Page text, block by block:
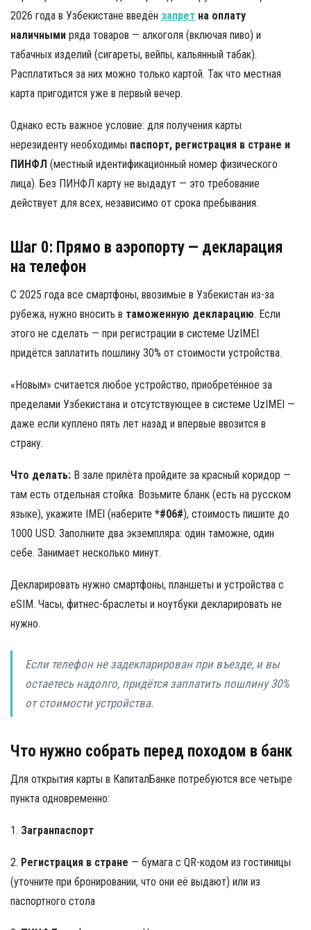
2026 года в Узбекистане введён запрет на оплату
наличными ряда товаров — алкоголя (включая пиво) и
табачных изделий (сигареты, вейпы, кальянный табак).
Расплатиться за них можно только картой. Так что местная
карта пригодится уже в первый вечер.
Однако есть важное условие: для получения карты
нерезиденту необходимы паспорт, регистрация в стране и
ПИНФЛ (местный идентификационный номер физического
лица). Без ПИНФЛ карту не выдадут — это требование
действует для всех, независимо от срока пребывания.
Шаг 0: Прямо в аэропорту — декларация
на телефон
С 2025 года все смартфоны, ввозимые в Узбекистан из-за
рубежа, нужно вносить в таможенную декларацию. Если
этого не сделать — при регистрации в системе UzIMEI
придётся заплатить пошлину 30% от стоимости устройства.
«Новым» считается любое устройство, приобретённое за
пределами Узбекистана и отсутствующее в системе UzIMEI —
даже если куплено пять лет назад и впервые ввозится в
страну.
Что делать: В зале прилёта пройдите за красный коридор —
там есть отдельная стойка. Возьмите бланк (есть на русском
языке), укажите IMEI (наберите *#06#), стоимость пишите до
1000 USD. Заполните два экземпляра: один таможне, один
себе. Занимает несколько минут.
Декларировать нужно смартфоны, планшеты и устройства с
eSIM. Часы, фитнес-браслеты и ноутбуки декларировать не
нужно.
Если телефон не задекларирован при въезде, и вы
остаетесь надолго, придётся заплатить пошлину 30%
от стоимости устройства.
Что нужно собрать перед походом в банк
Для открытия карты в КапиталБанке потребуются все четыре
пункта одновременно:
1. Загранпаспорт
2. Регистрация в стране — бумага с QR-кодом из гостиницы
(уточните при бронировании, что они её выдают) или из
паспортного стола